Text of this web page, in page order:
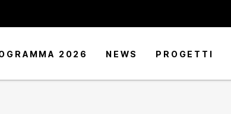
2026 NEWS PROGETTI